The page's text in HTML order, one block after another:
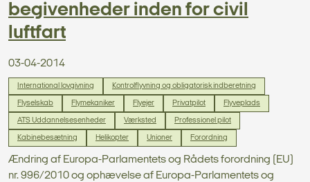
begivenheder inden for civil
luftfart
03-04-2014
International lovgivning Kontrolflyvning og obligatorisk indberetning
Flyselskab Flymekaniker Flyejer Privatpilot Flyveplads
ATS Uddannelsesenheder Værksted Professionel pilot
Kabinebesætning Helikopter Unioner Forordning
Ændring af Europa-Parlamentets og Rådets forordning (EU)
nr. 996/2010 og ophævelse af Europa-Parlamentets og